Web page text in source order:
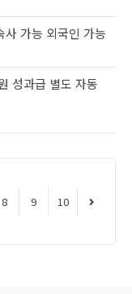
가능 외국인 가능
성과급 별도 자동
8 9 10